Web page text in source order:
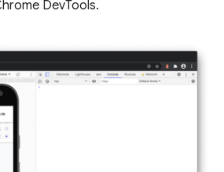
DevTools.